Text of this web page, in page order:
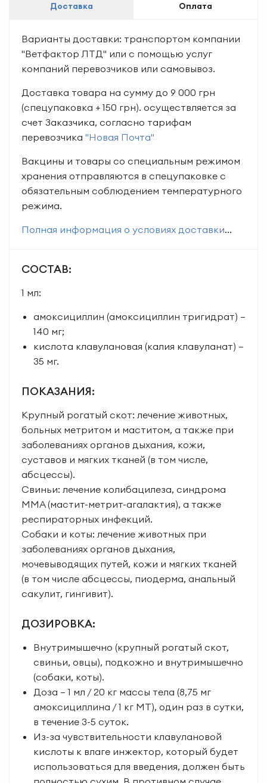
Доставка Оплата
Варианты доставки: транспортом компании
"Ветфактор ЛТД" или с помощью услуг
компаний перевозчиков или самовывоз.
Доставка товара на сумму до 9 000 грн
(спецупаковка + 150 грн). осуществляется за
счет Заказчика, согласно тарифам
перевозчика "Новая Почта"
Вакцины и товары со специальным режимом
хранения отправляются в спецупаковке с
обязательным соблюдением температурного
режима.
Полная информация о условиях доставки...
СОСТАВ:
1 мл:
амоксициллин (амоксициллин тригидрат) –
140 мг;
кислота клавулановая (калия клавуланат) –
35 мг.
ПОКАЗАНИЯ:
Крупный рогатый скот: лечение животных,
больных метритом и маститом, а также при
заболеваниях органов дыхания, кожи,
суставов и мягких тканей (в том числе,
абсцессы).
Свиньи: лечение колибацилеза, синдрома
ММА (мастит-метрит-агалактия), а также
респираторных инфекций.
Собаки и коты: лечение животных при
заболеваниях органов дыхания,
мочевыводящих путей, кожи и мягких тканей
(в том числе абсцессы, пиодерма, анальный
сакулит, гингивит).
ДОЗИРОВКА:
Внутримышечно (крупный рогатый скот,
свиньи, овцы), подкожно и внутримышечно
(собаки, коты).
Доза – 1 мл / 20 кг массы тела (8,75 мг
амоксициллина / 1 кг МТ), один раз в сутки,
в течение 3-5 суток.
Из-за чувствительности клавулановой
кислоты к влаге инжектор, который будет
использоваться для введения, должен быть